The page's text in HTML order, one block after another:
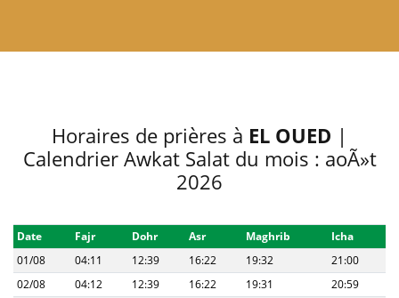
Horaires de prières à EL OUED |
Calendrier Awkat Salat du mois : aoÃ»t
2026
Date Fajr Dohr Asr Maghrib
Icha
01/08
04:11 12:39 16:22 19:32
21:00
02/08
04:12 12:39 16:22 19:31
20:59